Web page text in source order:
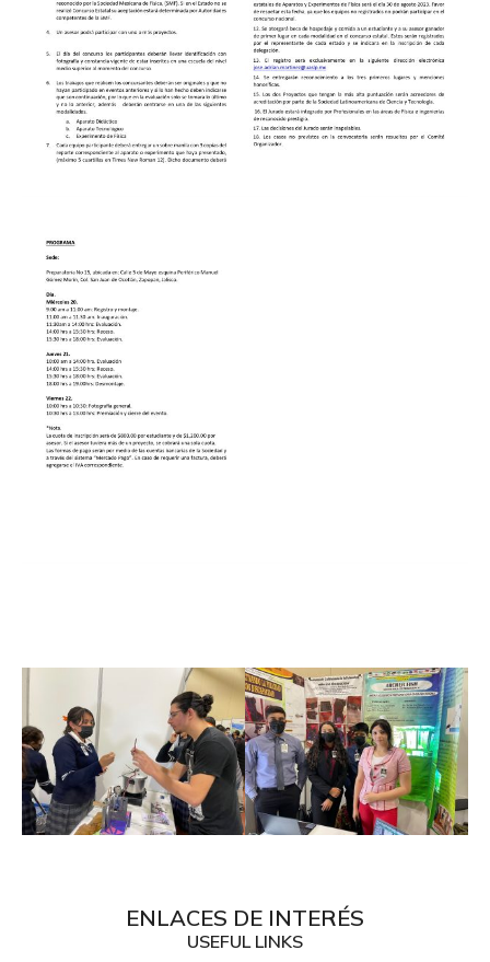
ENLACES DE INTERÉS
USEFUL LINKS